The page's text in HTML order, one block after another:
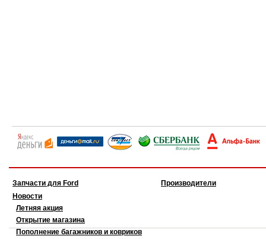
Запчасти для Ford
Новости
Летняя акция
Открытие магазина
Пополнение багажников и ковриков
Производители